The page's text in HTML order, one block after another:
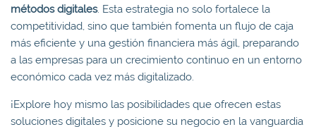
métodos digitales. Esta estrategia no solo fortalece la
competitividad, sino que también fomenta un flujo de caja
más eficiente y una gestión financiera más ágil, preparando
a las empresas para un crecimiento continuo en un entorno
económico cada vez más digitalizado.
¡Explore hoy mismo las posibilidades que ofrecen estas
soluciones digitales y posicione su negocio en la vanguardia